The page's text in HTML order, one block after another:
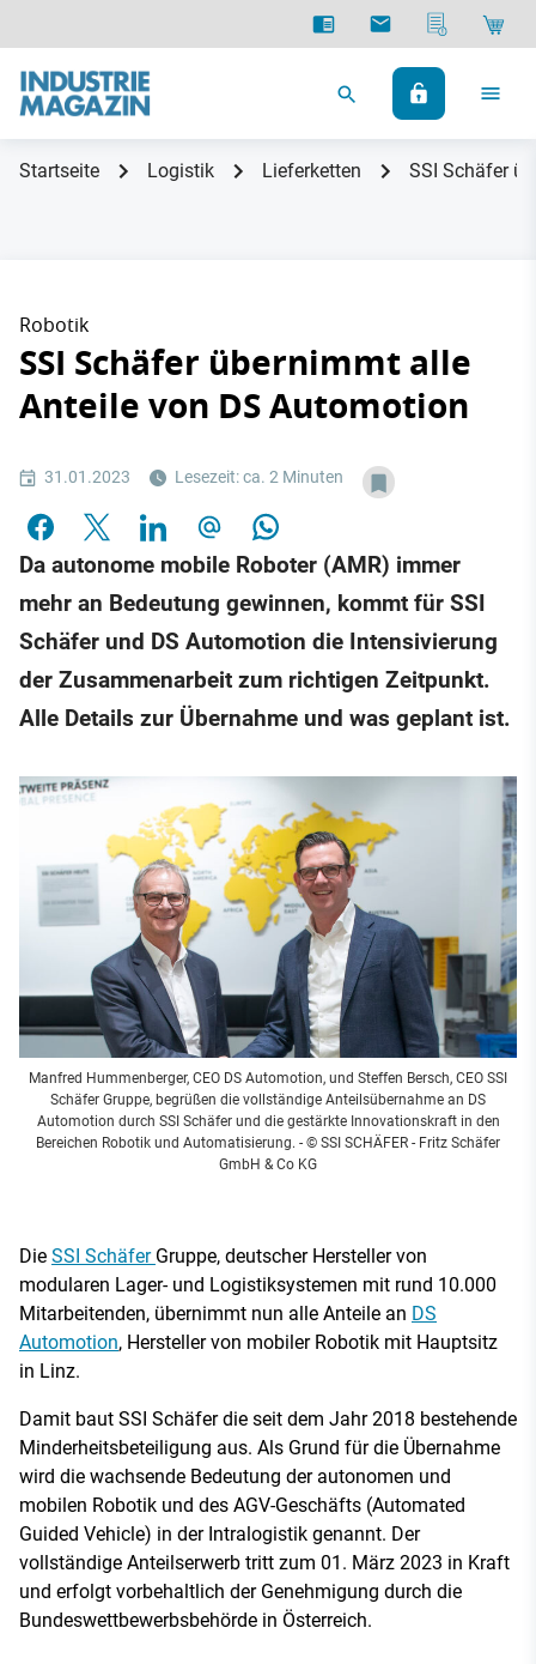
Startseite Logistik Lieferketten SSI Schäfer
Robotik
SSI Schäfer übernimmt alle
Anteile von DS Automotion
31.01.2023 Lesezeit: ca. 2 Minuten
Da autonome mobile Roboter (AMR) immer
mehr an Bedeutung gewinnen, kommt für SSI
Schäfer und DS Automotion die Intensivierung
der Zusammenarbeit zum richtigen Zeitpunkt.
Alle Details zur Übernahme und was geplant ist.
Manfred Hummenberger, CEO DS Automotion, und Steffen Bersch, CEO SSI
Schäfer Gruppe, begrüßen die vollständige Anteilsübernahme an DS
Automotion durch SSI Schäfer und die gestärkte Innovationskraft in den
Bereichen Robotik und Automatisierung. - © SSI SCHÄFER - Fritz Schäfer
GmbH & Co KG
Die SSI Schäfer Gruppe, deutscher Hersteller von
modularen Lager- und Logistiksystemen mit rund 10.000
Mitarbeitenden, übernimmt nun alle Anteile an DS
Automotion, Hersteller von mobiler Robotik mit Hauptsitz
in Linz.
Damit baut SSI Schäfer die seit dem Jahr 2018 bestehende
Minderheitsbeteiligung aus. Als Grund für die Übernahme
wird die wachsende Bedeutung der autonomen und
mobilen Robotik und des AGV-Geschäfts (Automated
Guided Vehicle) in der Intralogistik genannt. Der
vollständige Anteilserwerb tritt zum 01. März 2023 in Kraft
und erfolgt vorbehaltlich der Genehmigung durch die
Bundeswettbewerbsbehörde in Österreich.